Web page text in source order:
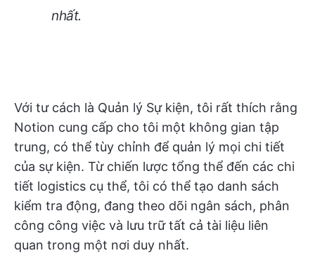
nhất.
Với tư cách là Quản lý Sự kiện, tôi rất thích rằng
Notion cung cấp cho tôi một không gian tập
trung, có thể tùy chỉnh để quản lý mọi chi tiết
của sự kiện. Từ chiến lược tổng thể đến các chi
tiết logistics cụ thể, tôi có thể tạo danh sách
kiểm tra động, đang theo dõi ngân sách, phân
công công việc và lưu trữ tất cả tài liệu liên
quan trong một nơi duy nhất.